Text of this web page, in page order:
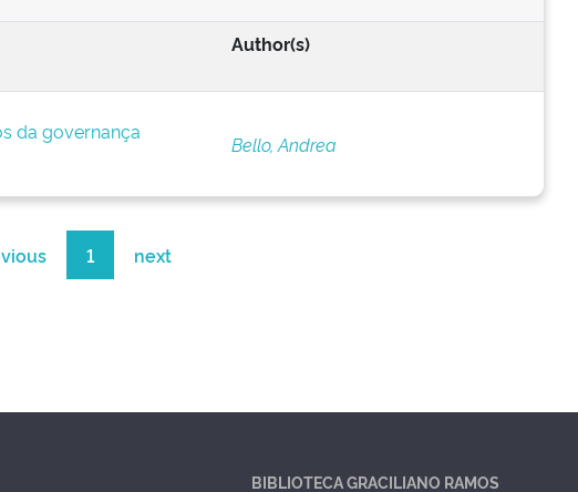
Author(s)
da governança
Bello, Andrea
1 next
BIBLIOTECA GRACILIANO RAMOS